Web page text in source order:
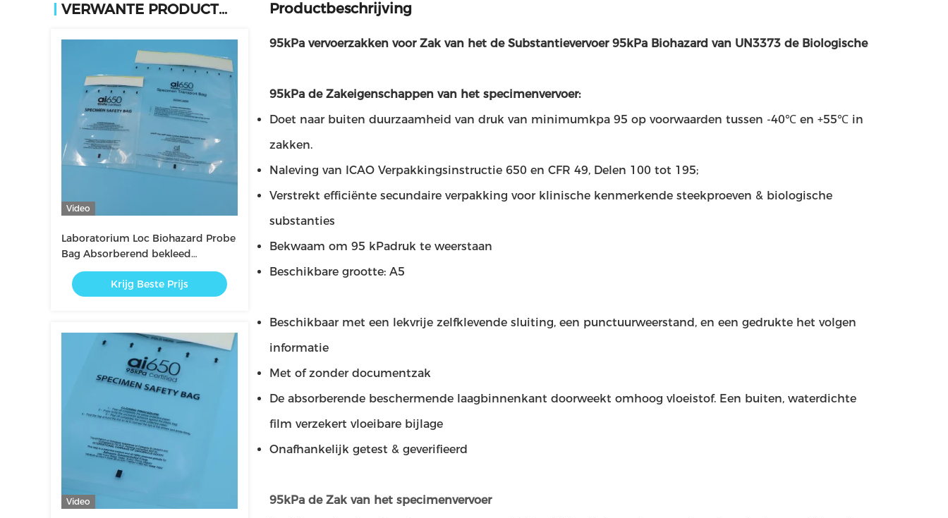
VERWANTE PRODUCTEN
Video
Laboratorium Loc Biohazard Probe
Bag Absorberend bekleed
Geïsoleerd Voor Bloedmonsters
Transport De Muestras De
Laboratorio Seguro
Krijg Beste Prijs
Video
Productbeschrijving
95kPa vervoerzakken voor Zak van het de Substantievervoer 95kPa Biohazard van UN3373 de Biologische
95kPa de Zakeigenschappen van het specimenvervoer:
Doet naar buiten duurzaamheid van druk van minimumkpa 95 op voorwaarden tussen -40℃ en +55℃ in
zakken.
Naleving van ICAO Verpakkingsinstructie 650 en CFR 49, Delen 100 tot 195;
Verstrekt efficiënte secundaire verpakking voor klinische kenmerkende steekproeven & biologische
substanties
Bekwaam om 95 kPadruk te weerstaan
Beschikbare grootte: A5
Beschikbaar met een lekvrije zelfklevende sluiting, een punctuurweerstand, en een gedrukte het volgen
informatie
Met of zonder documentzak
De absorberende beschermende laagbinnenkant doorweekt omhoog vloeistof. Een buiten, waterdichte
film verzekert vloeibare bijlage
Onafhankelijk getest & geverifieerd
95kPa de Zak van het specimenvervoer